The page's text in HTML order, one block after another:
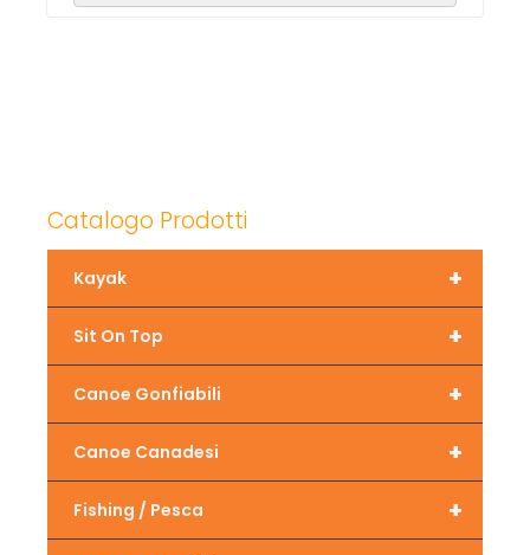
Catalogo Prodotti
+
Kayak
+
Sit On Top
+
Canoe Gonfiabili
+
Canoe Canadesi
+
Fishing / Pesca